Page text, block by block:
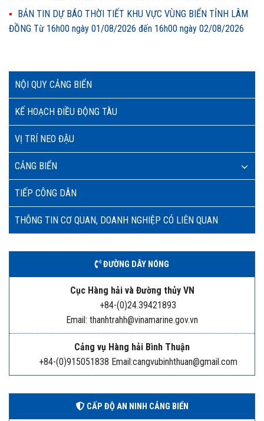
NỘI QUY CẢNG BIỂN
KẾ HOẠCH ĐIỀU ĐỘNG TÀU
VỊ TRÍ NEO ĐẬU
CẢNG BIỂN
TIẾP CÔNG DÂN
THÔNG TIN CƠ QUAN, DOANH NGHIỆP CÓ LIÊN QUAN
ĐƯỜNG DÂY NÓNG
Cục Hàng hải và Đường thủy VN
+84-(0)24.39421893
Email: thanhtrahh@vinamarine.gov.vn
Cảng vụ Hàng hải Bình Thuận
+84-(0)915051838 Email:cangvubinhthuan@gmail.com
CẤP ĐỘ AN NINH CẢNG BIỂN
BẢN TIN DỰ BÁO THỜI TIẾT KHU VỰC VÙNG BIỂN TỈNH LÂM
ĐỒNG Từ 16h00 ngày 01/08/2026 đến 16h00 ngày 02/08/2026